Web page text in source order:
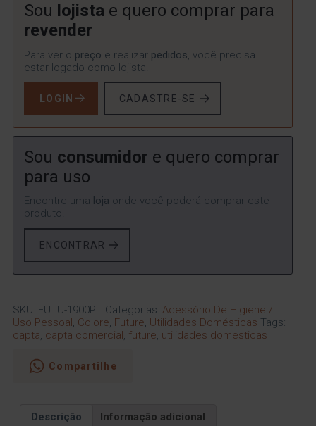
Sou lojista e quero comprar para
revender
Para ver o preço e realizar pedidos, você precisa
estar logado como lojista.
LOGIN CADASTRE-SE
Sou consumidor e quero comprar
para uso
Encontre uma loja onde você poderá comprar este
produto.
ENCONTRAR
SKU: FUTU-1900PT Categorias:Acessório De Higiene /
Uso Pessoal, Colore, Future, Utilidades Domésticas Tags:
capta, capta comercial, future, utilidades domesticas
Compartilhe
Descrição Informação adicional